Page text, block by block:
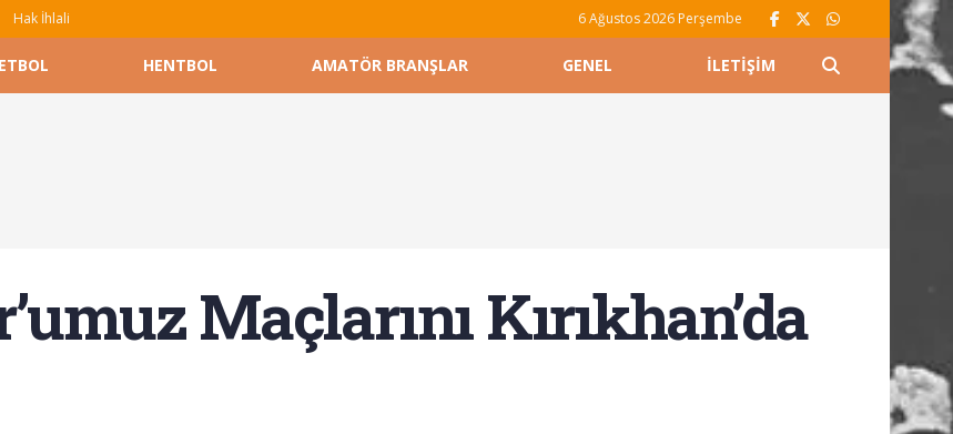
Hak İhlali 6 Ağustos 2026 Perşembe
HENTBOL AMATÖR BRANŞLAR GENEL İLETIŞIM
Maçlarını Kırıkhan’da